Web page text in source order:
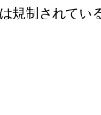
規制されてい